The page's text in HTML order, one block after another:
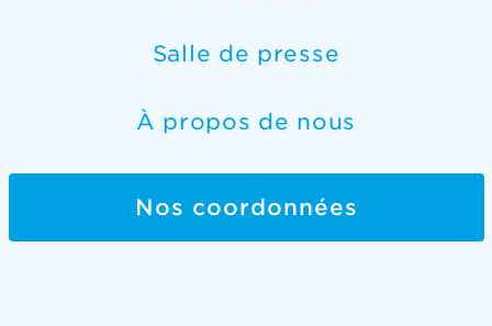
Salle de presse
À propos de nous
Nos coordonnées